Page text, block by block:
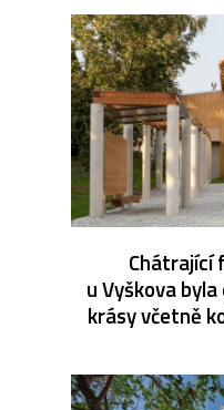
Chátrající
u Vyškova
krásy včetně